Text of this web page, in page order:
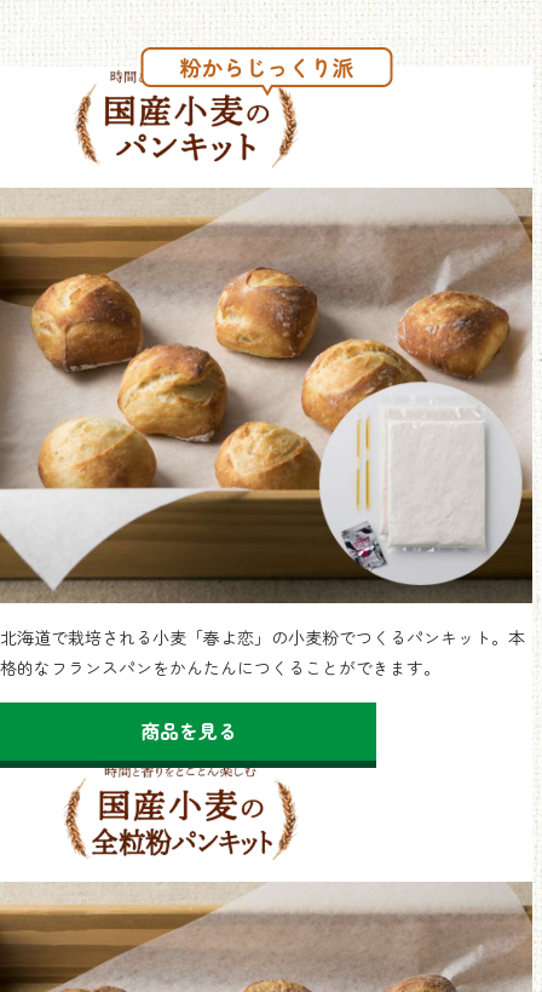
北海道で栽培される小麦「春よ恋」の小麦粉でつくるパンキット。本
格的なフランスパンをかんたんにつくることができます。
商品を見る